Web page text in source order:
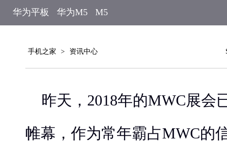
华为平板 华为M5 M5
手机之家 > 资讯中心
昨天，2018年的MWC展会
帷幕，作为常年霸占MWC的